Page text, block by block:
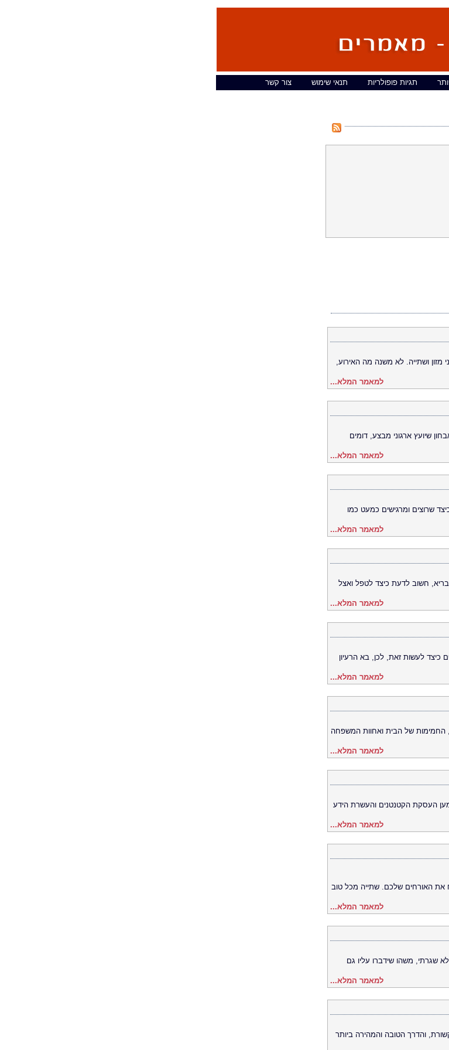
תגיות פופולריות תנאי שימוש
צור קשר
ושתייה. לא משנה מה האירוע,
למאמר המלא...
שיועץ ארגוני מבצע, דומים
למאמר המלא...
שרוצים ומרגישים כמעט כמו
למאמר המלא...
חשוב לדעת כיצד לטפל ואצל
למאמר המלא...
כיצד לעשות זאת, לכן, בא הרעיון
למאמר המלא...
החמימות של הבית ואחוות המשפחה
למאמר המלא...
העסקת הקטנטנים והעשרת הידע
למאמר המלא...
האורחים שלכם. שתייה מכל טוב
למאמר המלא...
שגרתי, משהו שידברו עליו גם
למאמר המלא...
והדרך הטובה והמהירה ביותר